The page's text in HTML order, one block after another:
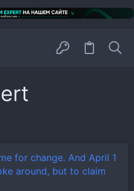
for change. And April 1
around, but to claim